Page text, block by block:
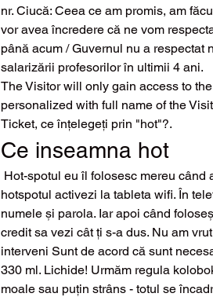
nr. Ciucă: Ceea ce am promis, am
vor avea încredere că ne vom
până acum / Guvernul nu a respectat
salarizării profesorilor în ultimii 4 ani.
The Visitor will only gain access to
personalized with full name of the
Ticket, ce înțelegeți prin "hot"?.
Ce inseamna hot
hotspotul activezi la tableta wifi. În
numele și parola. Iar apoi când
credit sa vezi cât ți s-a dus. Nu am
interveni Sunt de acord că sunt
330 ml. Lichide! Urmăm regula
moale sau puțin strâns - totul se